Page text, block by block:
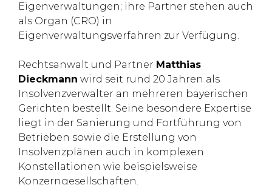
Eigenverwaltungen; ihre Partner stehen auch
als Organ (CRO) in
Eigenverwaltungsverfahren zur Verfügung.
Rechtsanwalt und Partner Matthias
Dieckmann wird seit rund 20 Jahren als
Insolvenzverwalter an mehreren bayerischen
Gerichten bestellt. Seine besondere Expertise
liegt in der Sanierung und Fortführung von
Betrieben sowie die Erstellung von
Insolvenzplänen auch in komplexen
Konstellationen wie beispielsweise
Konzerngesellschaften.